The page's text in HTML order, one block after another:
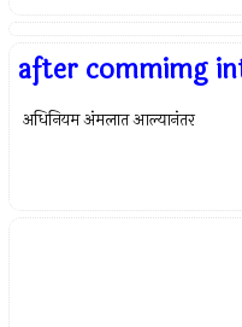
after commimg
अधिनियम अंमलात आल्यानंतर